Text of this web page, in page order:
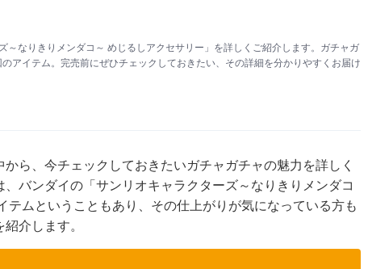
～なりきりメンダコ～ めじるしアクセサリー」を詳しくご紹介します。ガチャガ
アイテム。完売前にぜひチェックしておきたい、その詳細を分かりやすくお届け
ら、今チェックしておきたいガチャガチャの魅力を詳しく
バンダイの「サンリオキャラクターズ～なりきりメンダコ
テムということもあり、その仕上がりが気になっている方も
介します。